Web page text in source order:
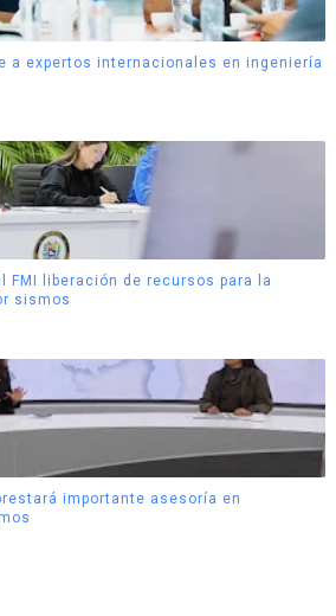
a expertos internacionales en ingeniería
FMI liberación de recursos para la
sismos
importante asesoría en